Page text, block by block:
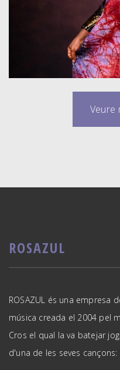
Veure
ROSAZUL
ROSAZUL és una empresa
música creada el 2004 pel
Cros el qual la va batejar
d'una de les seves cançons: